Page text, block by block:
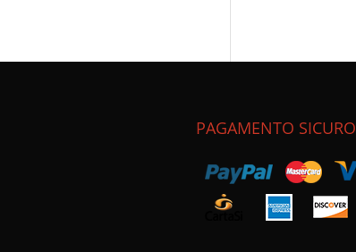
PAGAMENTO SICURO